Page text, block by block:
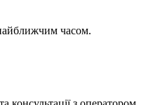
часом.